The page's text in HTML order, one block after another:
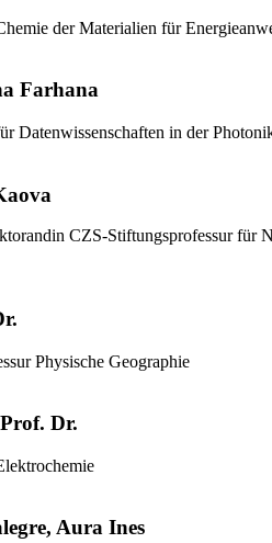
der Materialien für
Farhana
Datenwissenschaften in der
CZS-Stiftungsprofessur für
Physische Geographie
Dr.
Aura Ines